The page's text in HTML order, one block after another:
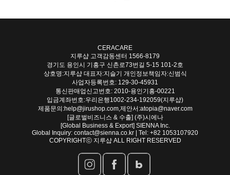
CERACARE
지루샵 고객감동센터 1566-8179
경기도 용인시 기흥구 신촌로73번길 5-15 101-2호
상호명:지루샵 대표자:지슬기 개인정보책임자:신범식
사업자등록번호: 129-30-45931
통신판매업신고번호: 2010-용인기흥-00221
입금계좌번호:우리은행1002-234-192059(지루샵)
제품문의:help@jirushop.com,제안서:atopia@naver.com
[글로벌비즈니스 & 수출] (주)시에나
[Global Business & Export] SIENNA Inc.
Global Inquiry: contact@sienna.co.kr | Tel: +82 1053107920
COPYRIGHTⓒ 지루샵 ALL RIGHT RESERVED